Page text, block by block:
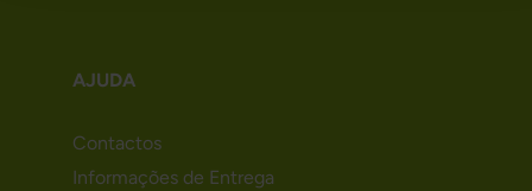
AJUDA
Contactos
Informações de Entrega